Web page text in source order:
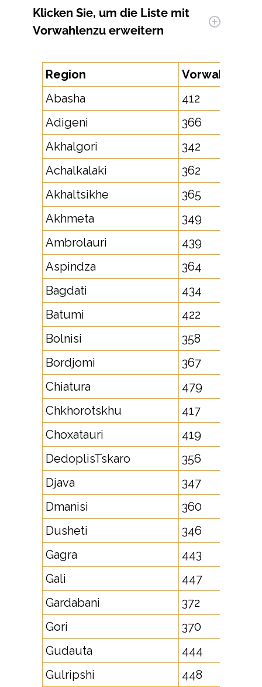
Klicken Sie, um die Liste mit
Vorwahlenzu erweitern
Region
Vorwahl
Abasha
412
Adigeni
366
Akhalgori
342
Achalkalaki
362
Akhaltsikhe
365
Akhmeta
349
Ambrolauri
439
Aspindza
364
Bagdati
434
Batumi
422
Bolnisi
358
Bordjomi
367
Chiatura
479
Chkhorotskhu
417
Choxatauri
419
DedoplisTskaro
356
Djava
347
Dmanisi
360
Dusheti
346
Gagra
443
Gali
447
Gardabani
372
Gori
370
Gudauta
444
Gulripshi
448